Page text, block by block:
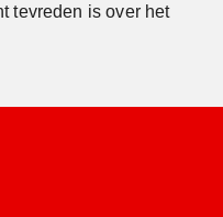
tevreden is over het